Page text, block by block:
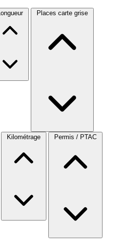
Longueur Places carte grise
Kilométrage Permis / PTAC